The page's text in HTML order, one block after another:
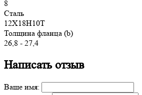
8
Сталь
12Х18Н10Т
Толщина фланца (b)
26,8 - 27,4
Написать отзыв
Ваше имя: